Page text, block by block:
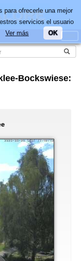
Bockswiese:
para ofrecerle una mejor
servicios el usuario
Ver más OK